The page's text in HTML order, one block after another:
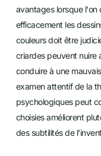
avantages lorsque l'on
efficacement les
couleurs doit être
criardes peuvent nuire
conduire à une
examen attentif de la
psychologiques peut
choisies améliorent
des subtilités de